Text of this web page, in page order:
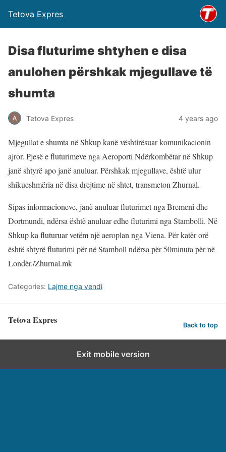
Tetova Expres
Disa fluturime shtyhen e disa
anulohen përshkak mjegullave të
shumta
Tetova Expres 4 years ago
Mjegullat e shumta në Shkup kanë vështirësuar komunikacionin
ajror. Pjesë e fluturimeve nga Aeroporti Ndërkombëtar në Shkup
janë shtyrë apo janë anuluar. Përshkak mjegullave, është ulur
shikueshmëria në disa drejtime në shtet, transmeton Zhurnal.
Sipas informacioneve, janë anuluar fluturimet nga Bremeni dhe
Dortmundi, ndërsa është anuluar edhe fluturimi nga Stambolli. Në
Shkup ka fluturuar vetëm një aeroplan nga Viena. Për katër orë
është shtyrë fluturimi për në Stamboll ndërsa për 50minuta për në
Londër./Zhurnal.mk
Categories: Lajme nga vendi
Tetova Expres Back to top
Exit mobile version